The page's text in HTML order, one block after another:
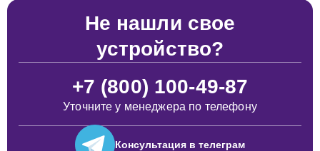
Не нашли свое
устройство?
+7 (800) 100-49-87
Уточните у менеджера по телефону
Консультация в телеграм